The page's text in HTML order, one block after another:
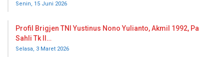
Senin, 15 Juni 2026
Profil Brigjen TNI Yustinus Nono Yulianto, Akmil 1992, Pa
Sahli Tk II…
Selasa, 3 Maret 2026